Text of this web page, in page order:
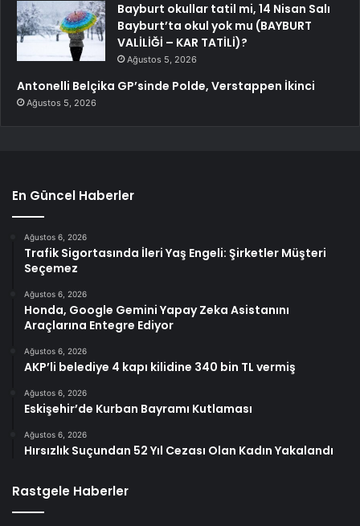
Bayburt okullar tatil mi, 14 Nisan Salı
Bayburt’ta okul yok mu (BAYBURT
VALİLİĞİ – KAR TATİLİ)?
Ağustos 5, 2026
Antonelli Belçika GP’sinde Polde, Verstappen İkinci
Ağustos 5, 2026
En Güncel Haberler
Ağustos 6, 2026
Trafik Sigortasında İleri Yaş Engeli: Şirketler Müşteri
Seçemez
Ağustos 6, 2026
Honda, Google Gemini Yapay Zeka Asistanını
Araçlarına Entegre Ediyor
Ağustos 6, 2026
AKP’li belediye 4 kapı kilidine 340 bin TL vermiş
Ağustos 6, 2026
Eskişehir’de Kurban Bayramı Kutlaması
Ağustos 6, 2026
Hırsızlık Suçundan 52 Yıl Cezası Olan Kadın Yakalandı
Rastgele Haberler